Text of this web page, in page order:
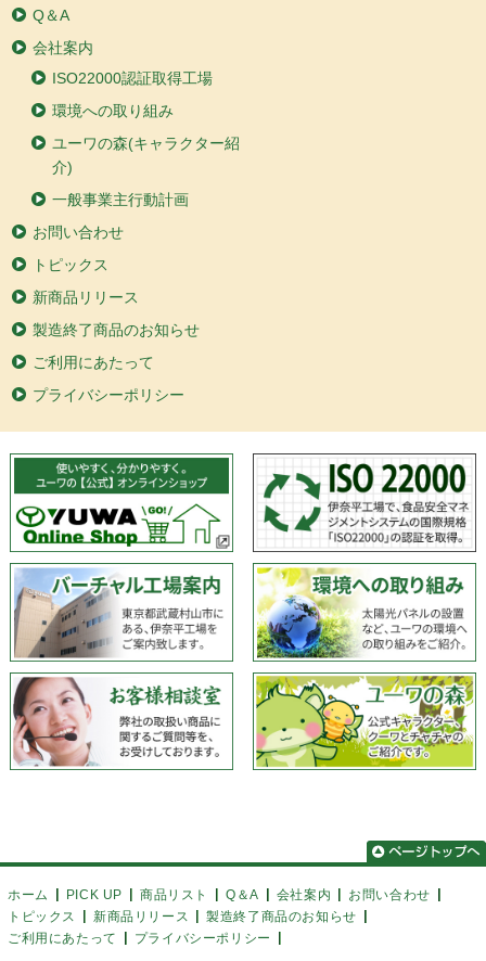
Q＆A
会社案内
ISO22000認証取得工場
環境への取り組み
ユーワの森(キャラクター紹
介)
一般事業主行動計画
お問い合わせ
トピックス
新商品リリース
製造終了商品のお知らせ
ご利用にあたって
プライバシーポリシー
ホーム PICK UP 商品リスト Q＆A 会社案内
お問い合わせ
トピックス
新商品リリース
製造終了商品のお知らせ
ご利用にあたって
プライバシーポリシー